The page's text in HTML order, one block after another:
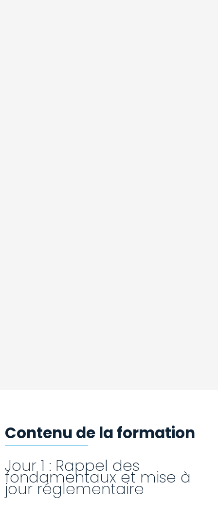
Contenu de la formation
Jour 1 : Rappel des
fondamentaux et mise à
jour réglementaire